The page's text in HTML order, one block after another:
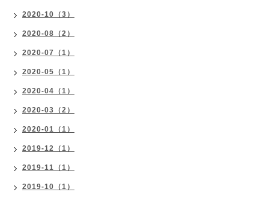
2020-10（3）
2020-08（2）
2020-07（1）
2020-05（1）
2020-04（1）
2020-03（2）
2020-01（1）
2019-12（1）
2019-11（1）
2019-10（1）